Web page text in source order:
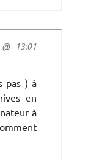
13:01
pas ) à
en
à